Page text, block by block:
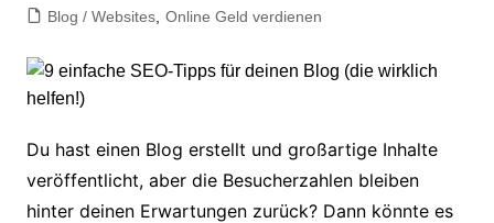
Blog / Websites, Online Geld verdienen
Du hast einen Blog erstellt und großartige Inhalte
veröffentlicht, aber die Besucherzahlen bleiben
hinter deinen Erwartungen zurück? Dann könnte es